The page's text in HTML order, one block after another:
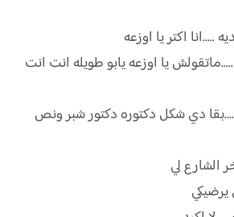
اكتر يا اوزعه
يا اوزعه يابو طويله انت انت
دي شكل دكتوره دكتور شبر ونص
الشارع لي
يرضيكي